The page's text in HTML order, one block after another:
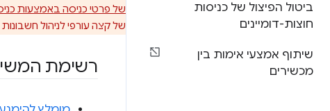
ביטול הפיצול של כניסות
חוצות-דומיינים
שיתוף אמצעי אימות בין
מכשירים
של פרטי כניסה באמצעות
של קצה עורפי לניהול
רשימת